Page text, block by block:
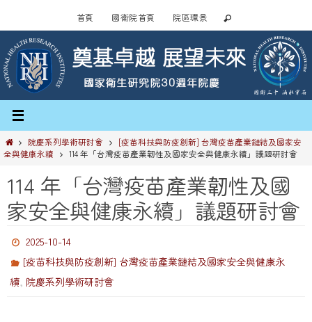
content
首頁 國衛院首頁 院區環景
Home院慶系列學術研討會
[疫苗科技與防疫創新] 台灣疫苗產業鏈結及國家安
全與健康永續
114 年「台灣疫苗產業韌性及國家安全與健康永續」議題研討會
114 年「台灣疫苗產業韌性及國
家安全與健康永續」議題研討會
2025-10-14
[疫苗科技與防疫創新] 台灣疫苗產業鏈結及國家安全與健康永
續, 院慶系列學術研討會